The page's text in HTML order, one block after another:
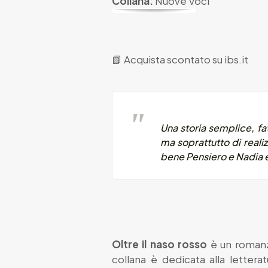
📗 Acquista scontato su ibs.it
Una storia semplice,
ma soprattutto di
bene Pensiero e Nadia
Oltre il naso rosso è un
collana è dedicata alla